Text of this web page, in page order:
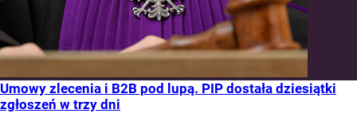
Umowy zlecenia i B2B pod lupą. PIP dostała dziesiątki
zgłoszeń w trzy dni